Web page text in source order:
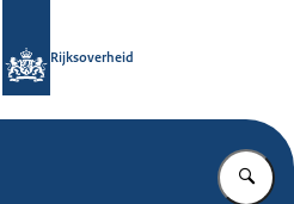
Rijksoverheid